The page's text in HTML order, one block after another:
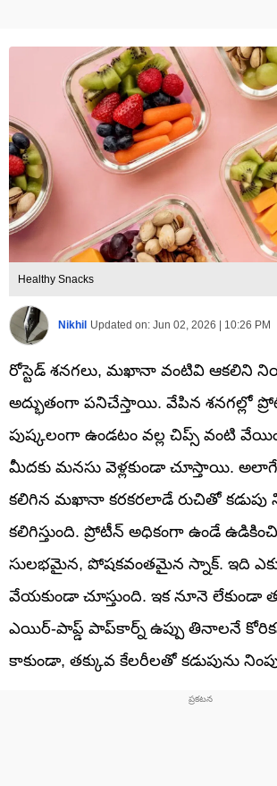
Healthy Snacks
Nikhil Updated on: Jun 02, 2026 | 10:26 PM
రోస్టెడ్ శనగలు, మఖానా వంటివి ఆకలిని
అద్భుతంగా పనిచేస్తాయి. వేపిన శనగల్లో
పుష్కలంగా ఉండటం వల్ల చిప్స్ వంటి
మీదకు మనసు వెళ్లకుండా చూస్తాయి.
కలిగిన మఖానా కరకరలాడే రుచితో కడుపు
కలిగిస్తుంది. ప్రోటీన్ అధికంగా ఉండే
సులభమైన, పోషకవంతమైన స్నాక్. ఇది
వేయకుండా చూస్తుంది. ఇక నూనె
ఎయిర్-పాప్డ్ పాప్‌కార్న్ ఉప్పు తినాలనే
కాకుండా, తక్కువ కేలరీలతో కడుపును